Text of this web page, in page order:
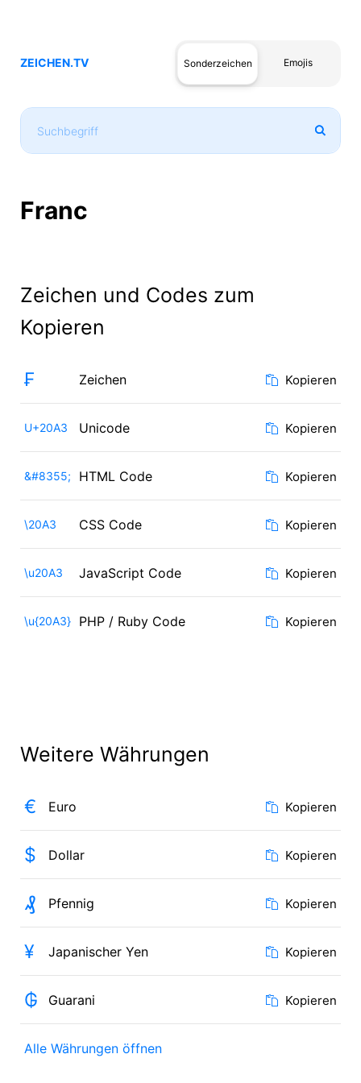
ZEICHEN.TV Sonderzeichen Emojis
Franc
Zeichen und Codes zum
Kopieren
₣ Zeichen Kopieren
U+20A3 Unicode Kopieren
&#8355; HTML Code Kopieren
\20A3 CSS Code Kopieren
\u20A3 JavaScript Code Kopieren
\u{20A3} PHP / Ruby Code Kopieren
Weitere Währungen
€ Euro Kopieren
$ Dollar Kopieren
₰ Pfennig Kopieren
¥ Japanischer Yen Kopieren
₲ Guarani Kopieren
Alle Währungen öffnen